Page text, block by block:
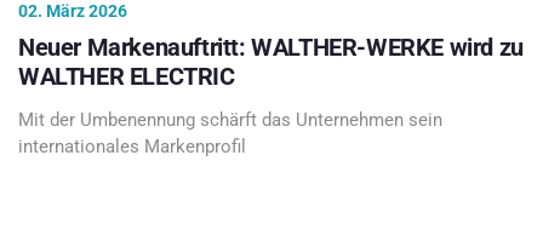
02. März 2026
Neuer Markenauftritt: WALTHER-WERKE wird zu
WALTHER ELECTRIC
Mit der Umbenennung schärft das Unternehmen sein
internationales Markenprofil